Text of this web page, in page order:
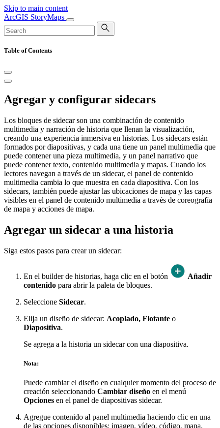
Skip to main content
ArcGIS StoryMaps
Table of Contents
Agregar y configurar sidecars
Los bloques de sidecar son una combinación de contenido
multimedia y narración de historia que llenan la visualización,
creando una experiencia inmersiva en historias. Los sidecars están
formados por diapositivas, y cada una tiene un panel multimedia que
puede contener una pieza multimedia, y un panel narrativo que
puede contener texto, contenido multimedia y mapas. Cuando los
lectores navegan a través de un sidecar, el panel de contenido
multimedia cambia lo que muestra en cada diapositiva. Con los
sidecars, también puede ajustar las ubicaciones de mapa y las capas
visibles en el panel de contenido multimedia a través de coreografía
de mapa y acciones de mapa.
Agregar un sidecar a una historia
Siga estos pasos para crear un sidecar:
En el builder de historias, haga clic en el botón
Añadir
contenido para abrir la paleta de bloques.
Seleccione Sidecar.
Elija un diseño de sidecar: Acoplado, Flotante o
Diapositiva.
Se agrega a la historia un sidecar con una diapositiva.
Nota:
Puede cambiar el diseño en cualquier momento del proceso de
creación seleccionando Cambiar diseño en el menú
Opciones en el panel de diapositivas sidecar.
Agregue contenido al panel multimedia haciendo clic en una
de las opciones disponibles: imagen, vídeo, código, mapa,